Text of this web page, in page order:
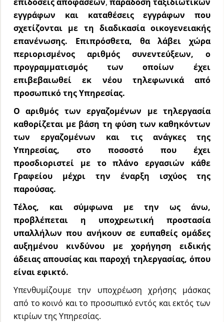
εγγράφων και καταθέσεις εγγράφων που
σχετίζονται με τη διαδικασία οικογενειακής
επανένωσης. Επιπρόσθετα, θα λάβει χώρα
περιορισμένος αριθμός συνεντεύξεων, ο
προγραμματισμός των οποίων έχει
επιβεβαιωθεί εκ νέου τηλεφωνικά από
προσωπικό της Υπηρεσίας.
Ο αριθμός των εργαζομένων με τηλεργασία
καθορίζεται με βάση τη φύση των καθηκόντων
των εργαζομένων και τις ανάγκες της
Υπηρεσίας, στο ποσοστό που έχει
προσδιοριστεί με το πλάνο εργασιών κάθε
Γραφείου μέχρι την έναρξη ισχύος της
παρούσας.
Τέλος, και σύμφωνα με την ως άνω,
προβλέπεται η υποχρεωτική προστασία
υπαλλήλων που ανήκουν σε ευπαθείς ομάδες
αυξημένου κινδύνου με χορήγηση ειδικής
άδειας απουσίας και παροχή τηλεργασίας, όπου
είναι εφικτό.
Υπενθυμίζουμε την υποχρέωση χρήσης μάσκας
από το κοινό και το προσωπικό εντός και εκτός των
κτιρίων της Υπηρεσίας.